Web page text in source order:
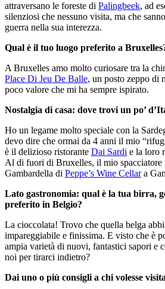
attraversano le foreste di Palingbeek, ad
silenziosi che nessuno visita, ma che
guerra nella sua interezza.
Qual è il tuo luogo preferito a
A Bruxelles amo molto curiosare tra la
Place Di Jeu De Balle, un posto zeppo di
poco valore che mi ha sempre ispirato.
Nostalgia di casa: dove trovi un po’
Ho un legame molto speciale con la
devo dire che ormai da 4 anni il mio
è il delizioso ristorante Dai Sardi e la loro
Al di fuori di Bruxelles, il mio spacciatore
Gambardella di Peppe’s Wine Cellara
Lato gastronomia: qual è la tua birra,
preferito in Belgio?
La cioccolata! Trovo che quella belga
impareggiabile e finissima. E visto che è
ampia varietà di nuovi, fantastici sapori
noi per tirarci indietro?
Dai uno o più consigli a chi volesse